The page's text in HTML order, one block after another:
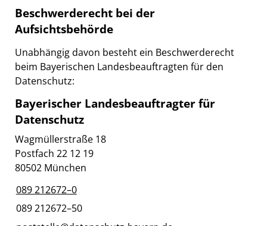
Beschwerderecht bei der
Aufsichtsbehörde
Unabhängig davon besteht ein Beschwerderecht
beim Bayerischen Landesbeauftragten für den
Datenschutz:
Bayerischer Landesbeauftragter für
Datenschutz
Wagmüllerstraße 18
Postfach 22 12 19
80502 München
089 212672–0
089 212672–50